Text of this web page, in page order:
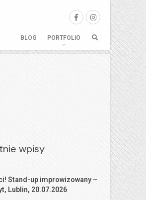
BLOG PORTFOLIO
wpisy
Stand-up improwizowany –
Lublin, 20.07.2026